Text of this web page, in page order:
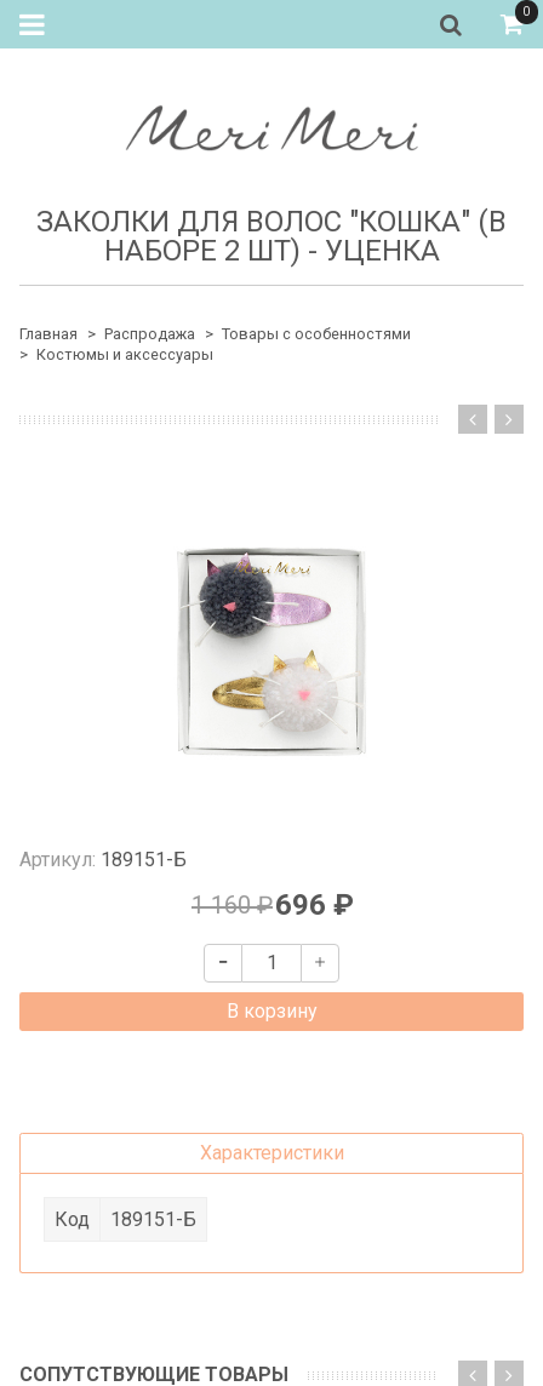
0
ЗАКОЛКИ ДЛЯ ВОЛОС "КОШКА" (В
НАБОРЕ 2 ШТ) - УЦЕНКА
Главная Распродажа
Товары с особенностями
Костюмы и аксессуары
Артикул: 189151-Б
1 160 ₽696 ₽
В корзину
Характеристики
Код 189151-Б
СОПУТСТВУЮЩИЕ ТОВАРЫ